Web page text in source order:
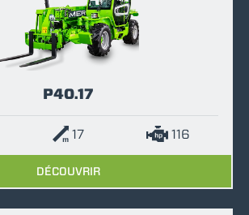
P40.17
17 116
DÉCOUVRIR